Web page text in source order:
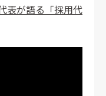
表が語る「採用代